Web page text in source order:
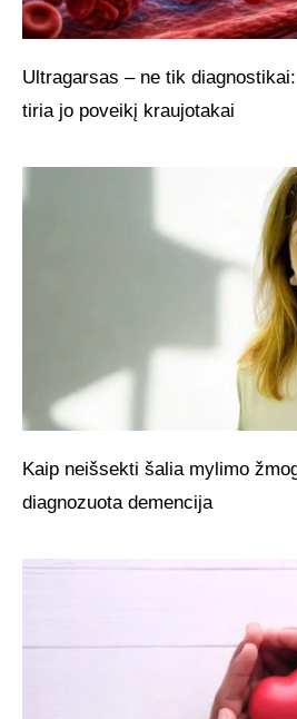
Ultragarsas – ne tik
tiria jo poveikį kraujotakai
Kaip neišsekti šalia mylimo
diagnozuota demencija